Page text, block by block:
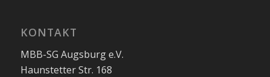
KONTAKT
MBB-SG Augsburg e.V.
Haunstetter Str. 168